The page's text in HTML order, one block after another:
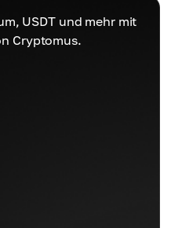
USDT und mehr mit
Cryptomus.